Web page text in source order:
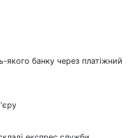
якого банку через платіжний